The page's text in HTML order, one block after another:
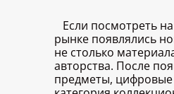
Если посмотреть
рынке появлялись
не столько
авторства. После
предметы, цифровые